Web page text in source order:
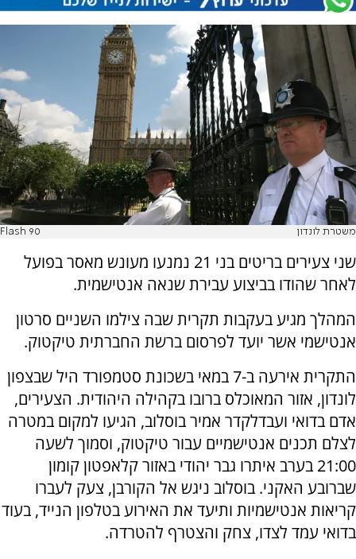
משטרת לונדון Flash 90
שני צעירים בריטים בני 21 נמנעו מעונש מאסר בפועל
לאחר שהודו בביצוע עבירת שנאה אנטישמית.
המהלך מגיע בעקבות תקרית שבה צילמו השניים סרטון
אנטישמי אשר יועד לפרסום ברשת החברתית טיקטוק.
התקרית אירעה ב-7 במאי בשכונת סטמפורד היל שבצפון
לונדון, אזור המאוכלס ברובו בקהילה היהודית. הצעירים,
אדם בדואי ועבדלקדר אמיר בוסלוב, הגיעו למקום במטרה
לצלם תכנים אנטישמיים עבור טיקטוק, וסמוך לשעה
21:00 בערב איתרו גבר יהודי באזור קלאפטון קומון
שברובע האקני. בוסלוב ניגש אל הקורבן, צעק לעברו
קריאות אנטישמיות ותיעד את האירוע בטלפון הנייד, בעוד
בדואי עמד לצדו, צחק והצטרף להטרדה.